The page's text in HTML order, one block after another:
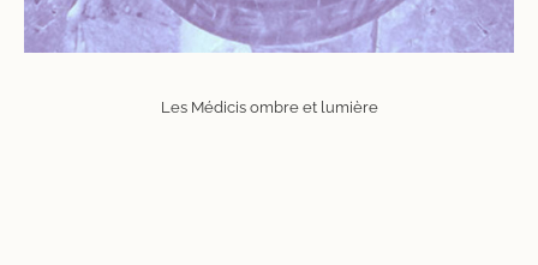
Les Médicis ombre et lumière